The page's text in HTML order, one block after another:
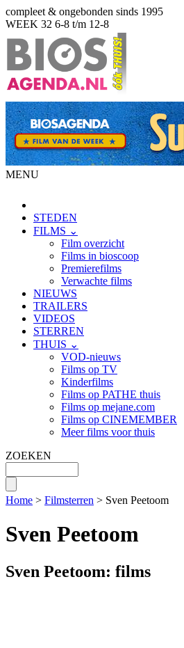
compleet & ongebonden sinds 1995
WEEK 32 6-8 t/m 12-8
MENU
STEDEN
FILMS ⌄
Film overzicht
Films in bioscoop
Premierefilms
Verwachte films
NIEUWS
TRAILERS
VIDEOS
STERREN
THUIS ⌄
VOD-nieuws
Films op TV
Kinderfilms
Films op PATHE thuis
Films op mejane.com
Films op CINEMEMBER
Meer films voor thuis
ZOEKEN
Home > Filmsterren > Sven Peetoom
Sven Peetoom
Sven Peetoom: films